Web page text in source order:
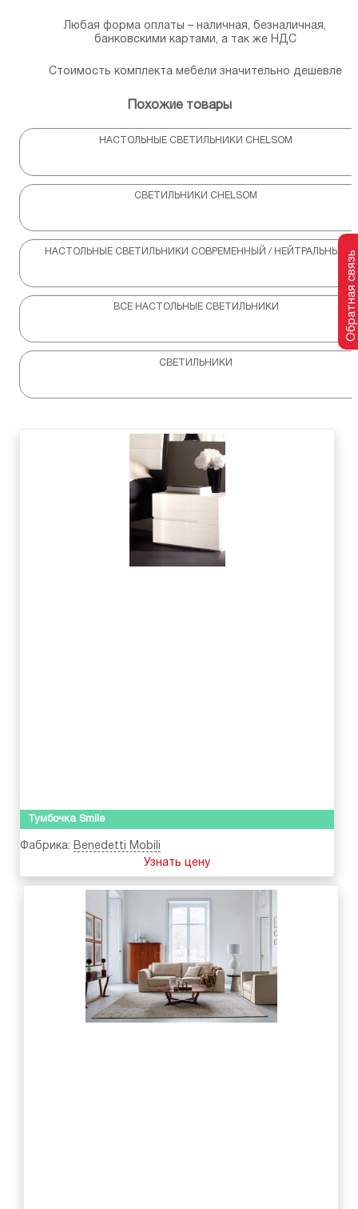
Любая форма оплаты – наличная, безналичная,
банковскими картами, а так же НДС
Стоимость комплекта мебели значительно дешевле
Похожие товары
НАСТОЛЬНЫЕ СВЕТИЛЬНИКИ CHELSOM
СВЕТИЛЬНИКИ CHELSOM
НАСТОЛЬНЫЕ СВЕТИЛЬНИКИ СОВРЕМЕННЫЙ / НЕЙТРАЛЬНЫЙ
ВСЕ НАСТОЛЬНЫЕ СВЕТИЛЬНИКИ
СВЕТИЛЬНИКИ
Тумбочка Smile
Фабрика: Benedetti Mobili
Узнать цену
Обратная связь